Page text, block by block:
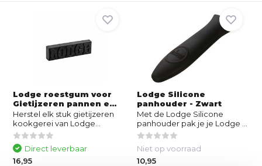
Lodge roestgum voor
Gietijzeren pannen e...
Herstel elk stuk gietijzeren
kookgerei van Lodge...
Direct leverbaar
16,95
Lodge Silicone
panhouder - Zwart
Met de Lodge Silicone
panhouder pak je je Lodge ...
Niet op voorraad
10,95